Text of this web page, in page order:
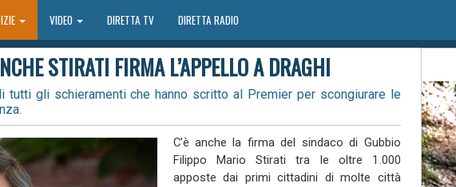
VIDEO DIRETTA TV DIRETTA RADIO
STIRATI FIRMA L’APPELLO A DRAGHI
tutti gli schieramenti che hanno scritto al Premier per scongiurare le
C’è anche la firma del sindaco di Gubbio
Filippo Mario Stirati tra le oltre 1.000
apposte dai primi cittadini di molte città